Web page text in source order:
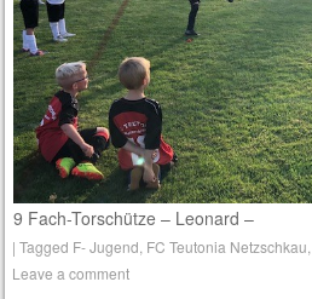
9 Fach-Torschütze – Leonard –
|Tagged F- Jugend, FC Teutonia Netzschkau
Leave a comment